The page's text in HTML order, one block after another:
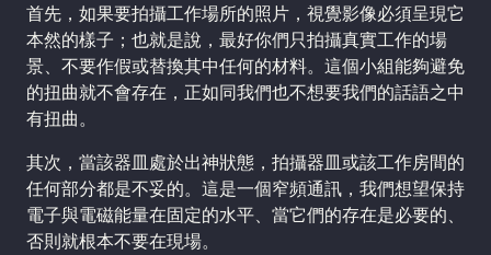
首先，如果要拍攝工作場所的照片，視覺影像必須呈現它
本然的樣子；也就是說，最好你們只拍攝真實工作的場
景、不要作假或替換其中任何的材料。這個小組能夠避免
的扭曲就不會存在，正如同我們也不想要我們的話語之中
有扭曲。
其次，當該器皿處於出神狀態，拍攝器皿或該工作房間的
任何部分都是不妥的。這是一個窄頻通訊，我們想望保持
電子與電磁能量在固定的水平、當它們的存在是必要的、
否則就根本不要在現場。